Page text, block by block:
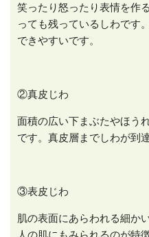
笑ったり怒ったり表情を作
っても残っているしわです
できやすいです。
②真皮じわ
面積の広い下まぶたやほう
です。真皮層までしわが到
③表皮じわ
肌の表面にあらわれる細か
人の肌にもみられるのが特徴